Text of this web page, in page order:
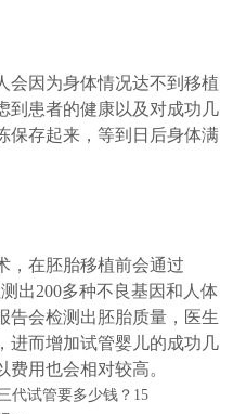
会因为身体情况达不到移植
到患者的健康以及对成功几
保存起来，等到日后身体满
，在胚胎移植前会通过
出200多种不良基因和人体
告会检测出胚胎质量，医生
进而增加试管婴儿的成功几
用也会相对较高。